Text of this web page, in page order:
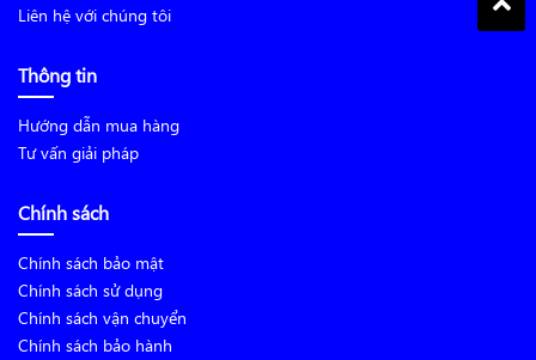
Liên hệ với chúng tôi
Thông tin
Hướng dẫn mua hàng
Tư vấn giải pháp
Chính sách
Chính sách bảo mật
Chính sách sử dụng
Chính sách vận chuyển
Chính sách bảo hành